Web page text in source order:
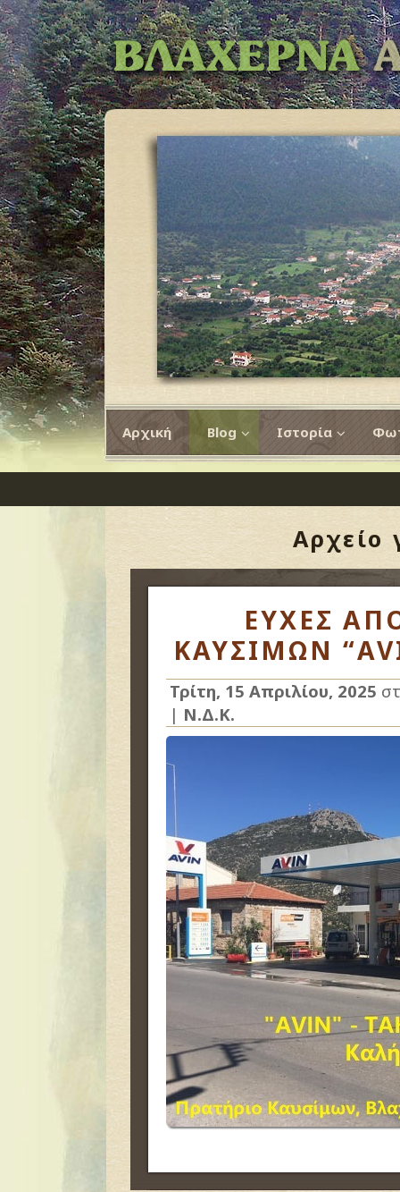
Αρχική Blog Ιστορία
Αρχείο
ΕΥΧΕΣ
ΚΑΥΣΙΜΩΝ
Τρίτη, 15 Απριλίου, 2025
| Ν.Δ.Κ.